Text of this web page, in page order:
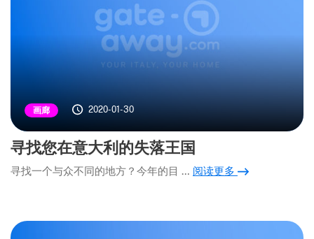
画廊 2020-01-30
寻找您在意大利的失落王国
寻找一个与众不同的地方？今年的目 … 阅读更多